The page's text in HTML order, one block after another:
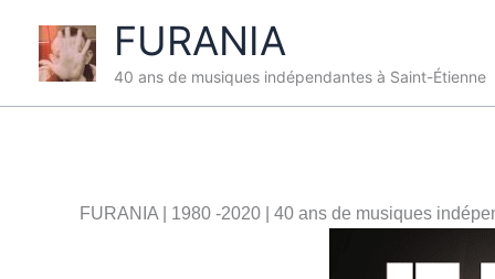
contenu
FURANIA
40 ans de musiques indépendantes à Saint-Étienne
FURANIA | 1980 -2020 | 40 ans de musiques